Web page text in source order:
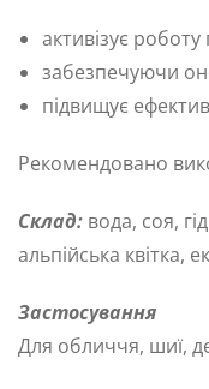
активізує
забезпечуючи
підвищує
Рекомендовано
Склад: вода, соя,
альпійська квітка,
Застосування
Для обличчя, шиї,